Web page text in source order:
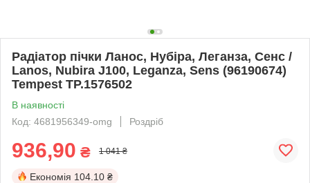
Радіатор пічки Ланос, Нубіра, Леганза, Сенс /
Lanos, Nubira J100, Leganza, Sens (96190674)
Tempest TP.1576502
В наявності
Код: 4681956349-omg
Роздріб
936,90 ₴ 1 041 ₴
Економія 104.10 ₴